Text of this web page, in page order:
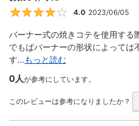
4
4.0 2023/06/05
バーナー式の焼きコテを使用する
でもばバーナーの形状によっては
す...もっと読む
0人が参考にしています。
このレビューは参考になりましたか？